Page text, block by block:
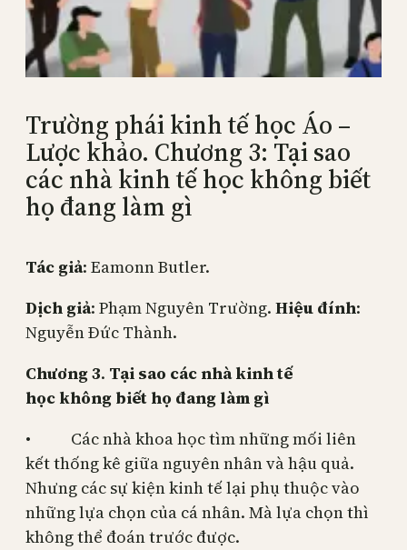
Trường phái kinh tế học Áo –
Lược khảo. Chương 3: Tại sao
các nhà kinh tế học không biết
họ đang làm gì
Tác giả: Eamonn Butler.
Dịch giả: Phạm Nguyên Trường. Hiệu đính:
Nguyễn Đức Thành.
Chương 3. Tại sao các nhà kinh tế
học không biết họ đang làm gì
• Các nhà khoa học tìm những mối liên
kết thống kê giữa nguyên nhân và hậu quả.
Nhưng các sự kiện kinh tế lại phụ thuộc vào
những lựa chọn của cá nhân. Mà lựa chọn thì
không thể đoán trước được.